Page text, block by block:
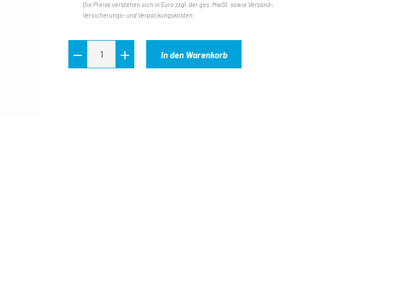
Die Preise verstehen sich in Euro zzgl. der ges. MwSt. sowie Versand-,
Versicherungs- und Verpackungskosten.
In den Warenkorb